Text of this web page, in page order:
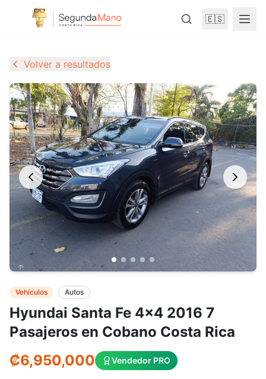
🇪🇸
Volver a resultados
Hyundai Santa Fe 4x4 2016 7
Pasajeros en Cobano Costa Rica
Vehículos Autos
₡6,950,000 Vendedor PRO